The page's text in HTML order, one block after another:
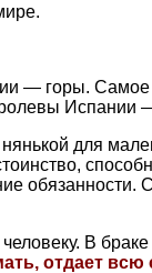
— горы.
для
обязанности.
В
отдает всю